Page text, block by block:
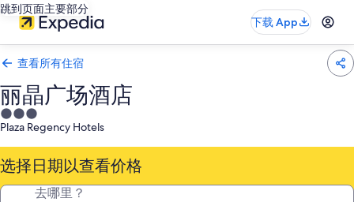
跳到页面主要部分
下载 App
查看所有住宿
丽晶广场酒店
3.0
星
住
宿
Plaza Regency Hotels
选择日期以查看价格
去哪里？